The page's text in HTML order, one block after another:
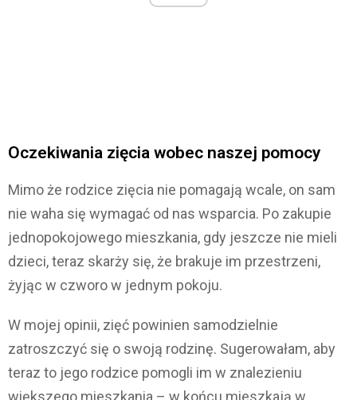
Oczekiwania zięcia wobec naszej pomocy
Mimo że rodzice zięcia nie pomagają wcale, on sam
nie waha się wymagać od nas wsparcia. Po zakupie
jednopokojowego mieszkania, gdy jeszcze nie mieli
dzieci, teraz skarży się, że brakuje im przestrzeni,
żyjąc w czworo w jednym pokoju.
W mojej opinii, zięć powinien samodzielnie
zatroszczyć się o swoją rodzinę. Sugerowałam, aby
teraz to jego rodzice pomogli im w znalezieniu
większego mieszkania – w końcu mieszkają w